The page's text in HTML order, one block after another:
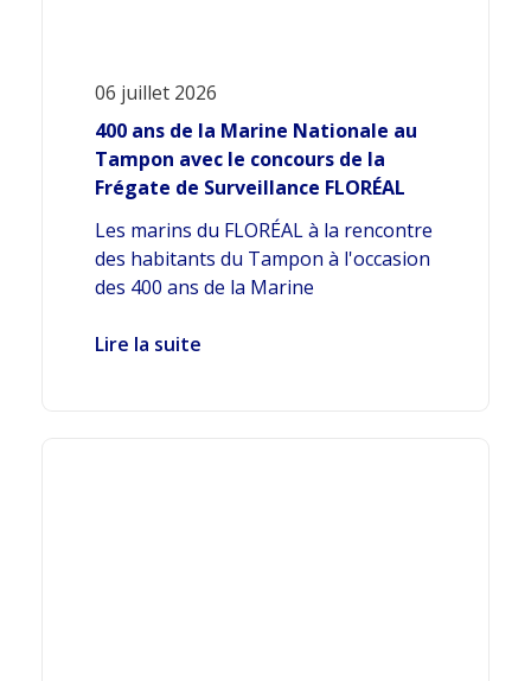
06 juillet 2026
400 ans de la Marine Nationale au
Tampon avec le concours de la
Frégate de Surveillance FLORÉAL
Les marins du FLORÉAL à la rencontre
des habitants du Tampon à l'occasion
des 400 ans de la Marine
Lire la suite